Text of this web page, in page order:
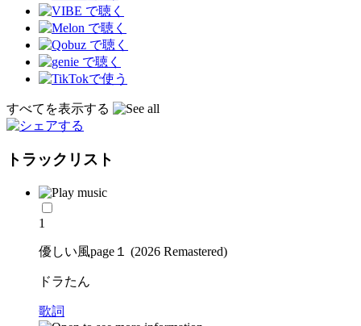
すべてを表示する
トラックリスト
1
優しい風page１ (2026 Remastered)
ドラたん
歌詞